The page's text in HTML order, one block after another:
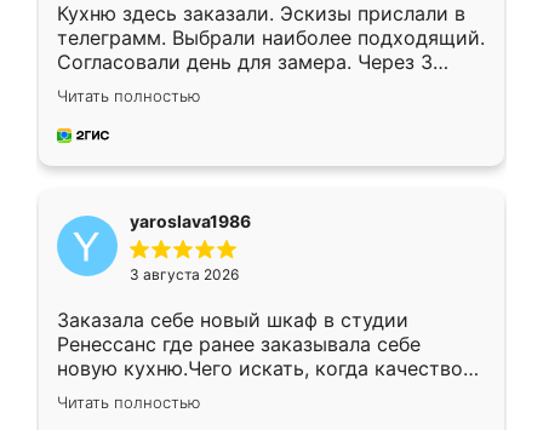
Кухню здесь заказали. Эскизы прислали в
телеграмм. Выбрали наиболее подходящий.
Согласовали день для замера. Через 3
недели кухня была уже готова. Остались
довольны работой. Спасибо Ренессанс
мебель за качественную работу!
Читать полностью
yaroslava1986
3 августа 2026
Заказала себе новый шкаф в студии
Ренессанс где ранее заказывала себе
новую кухню.Чего искать, когда качеством
вполне довольна. Служит кухня уже почти
два года, нареканий нет.
Читать полностью